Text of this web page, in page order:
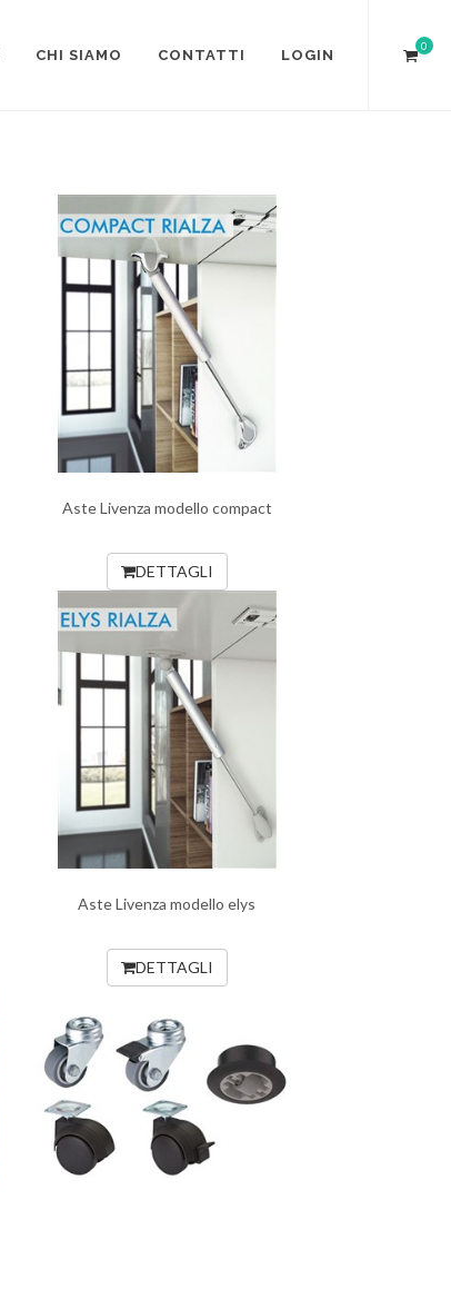
CHI SIAMO CONTATTI LOGIN
0
Aste Livenza modello compact
DETTAGLI
Aste Livenza modello elys
DETTAGLI